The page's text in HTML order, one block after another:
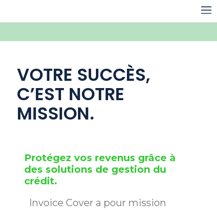
VOTRE SUCCÈS,
C’EST NOTRE
MISSION.
Protégez vos revenus grâce à
des solutions de gestion du
crédit.
Invoice Cover a pour mission